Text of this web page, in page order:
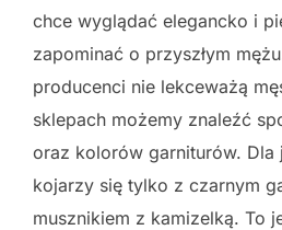
chce wyglądać elegancko i
zapominać o przyszłym
producenci nie lekceważą
sklepach możemy znaleźć
oraz kolorów garniturów. Dla
kojarzy się tylko z czarnym
musznikiem z kamizelką. To